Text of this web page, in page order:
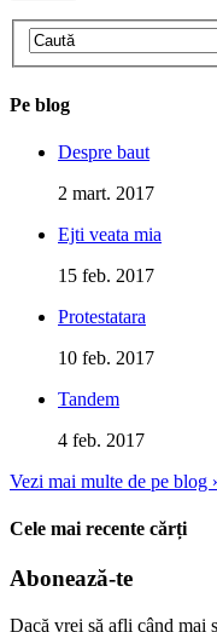
Pe blog
Despre baut
2 mart. 2017
Ejti veata mia
15 feb. 2017
Protestatara
10 feb. 2017
Tandem
4 feb. 2017
Vezi mai multe de pe blog
Cele mai recente cărți
Abonează-te
Dacă vrei să afli când mai